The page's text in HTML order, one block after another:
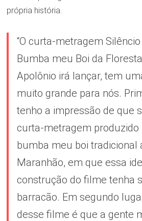
própria história.
“O curta-metragem
Bumba meu Boi da
Apolônio irá lançar, tem
muito grande para nós.
tenho a impressão de que
curta-metragem produzido
bumba meu boi tradicional
Maranhão, em que essa
construção do filme tenha
barracão. Em segundo
desse filme é que a gente